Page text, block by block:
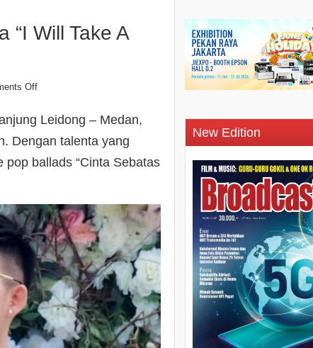
“I Will Take A
Off
Leidong – Medan,
Dengan talenta yang
ballads “Cinta Sebatas
New Edition